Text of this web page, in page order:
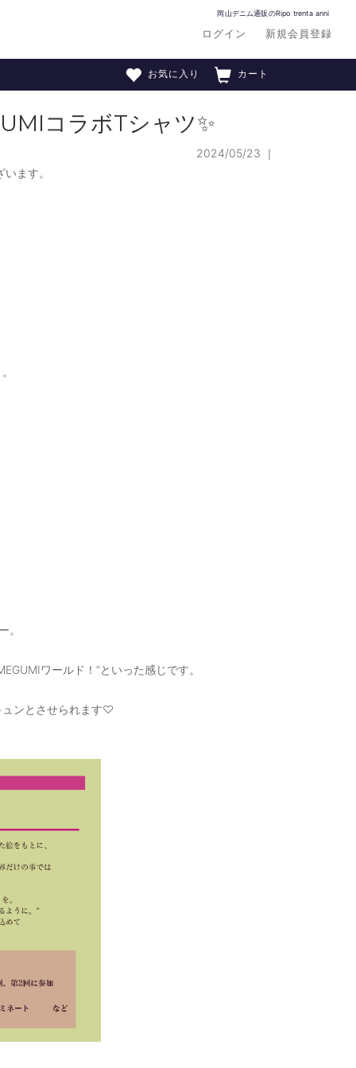
岡山デニム通販のRipo trenta anni
ログイン 新規会員登録
カート
お気に入り
コラボTシャツ✨
2024/05/23 ｜
ます。
。
ワールド！”といった感じです。
ュンとさせられます♡